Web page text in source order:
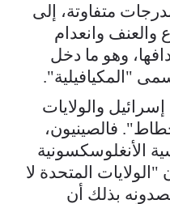
متفاوتة، إلى
والعنف وانعدام
وهو ما دخل
"المكيافيلية".
والولايات
فالصينيون،
الأنغلوسكسونية
المتحدة لا
بذلك أن